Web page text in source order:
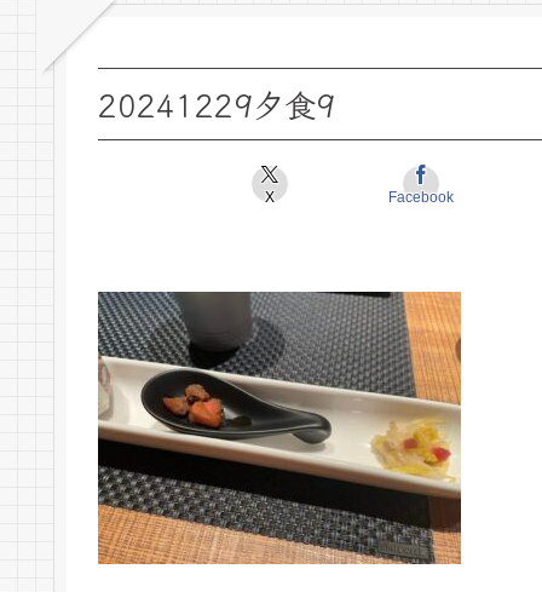
20241229夕食9
X Facebook